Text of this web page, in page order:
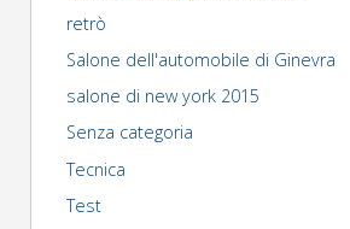
retrò
Salone dell'automobile di Ginevra
salone di new york 2015
Senza categoria
Tecnica
Test